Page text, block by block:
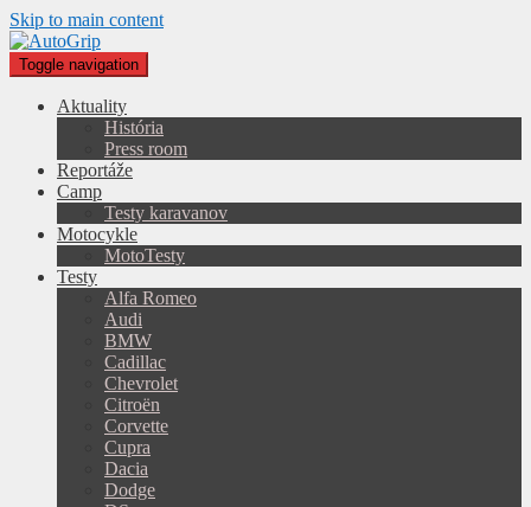
Skip to main content
Toggle navigation
Aktuality
História
Press room
Reportáže
Camp
Testy karavanov
Motocykle
MotoTesty
Testy
Alfa Romeo
Audi
BMW
Cadillac
Chevrolet
Citroën
Corvette
Cupra
Dacia
Dodge